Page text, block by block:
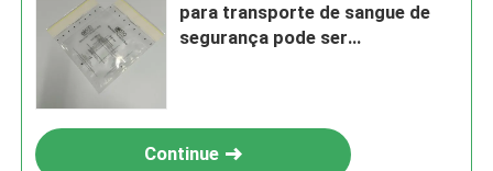
para transporte de sangue de
segurança pode ser
Continue